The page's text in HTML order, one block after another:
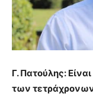
Γ. Πατούλης:
των